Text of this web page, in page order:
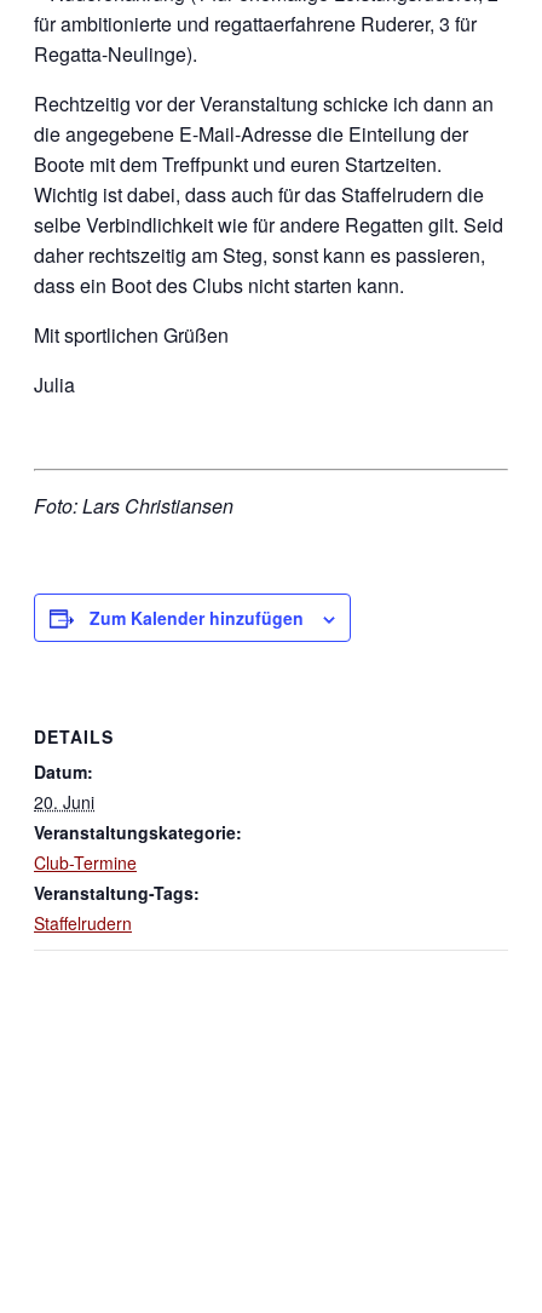
für ambitionierte und regattaerfahrene Ruderer, 3 für
Regatta-Neulinge).
Rechtzeitig vor der Veranstaltung schicke ich dann an
die angegebene E-Mail-Adresse die Einteilung der
Boote mit dem Treffpunkt und euren Startzeiten.
Wichtig ist dabei, dass auch für das Staffelrudern die
selbe Verbindlichkeit wie für andere Regatten gilt. Seid
daher rechtszeitig am Steg, sonst kann es passieren,
dass ein Boot des Clubs nicht starten kann.
Mit sportlichen Grüßen
Julia
Foto: Lars Christiansen
Zum Kalender hinzufügen
DETAILS
Datum:
20. Juni
Veranstaltungskategorie:
Club-Termine
Veranstaltung-Tags:
Staffelrudern